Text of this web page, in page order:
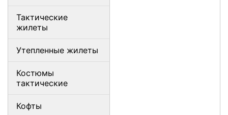
Тактические
жилеты
Утепленные жилеты
Костюмы
тактические
Кофты